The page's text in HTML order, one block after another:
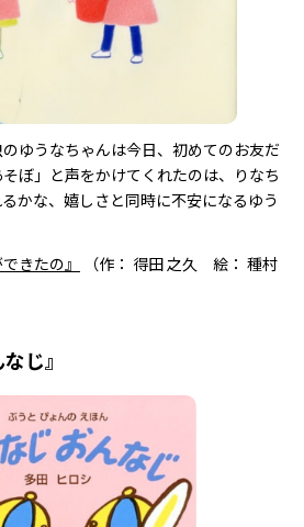
ゆうなちゃんは今日、初めてのお友だ
ぼ」と声をかけてくれたのは、りなち
かな、嬉しさと同時に不安になるゆう
きたの』
（作： 得田 之久 絵： 種村
じ』